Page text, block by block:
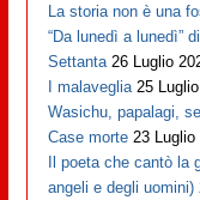
La storia non è una
“Da lunedì a lunedì”
Settanta 26 Luglio
I malaveglia 25
Wasichu, papalagi,
Case morte 23 Luglio
Il poeta che cantò la
angeli e degli uomini)